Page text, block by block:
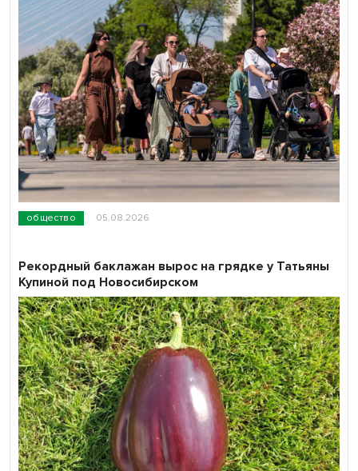
общество 05.08.2026
Рекордный баклажан вырос на грядке у Татьяны
Купиной под Новосибирском